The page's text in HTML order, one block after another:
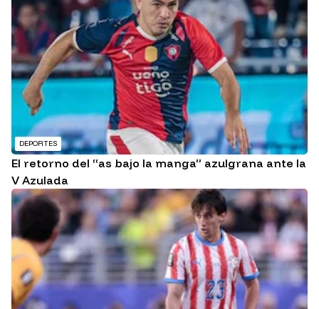
DEPORTES
El retorno del “as bajo la manga” azulgrana ante la
V Azulada